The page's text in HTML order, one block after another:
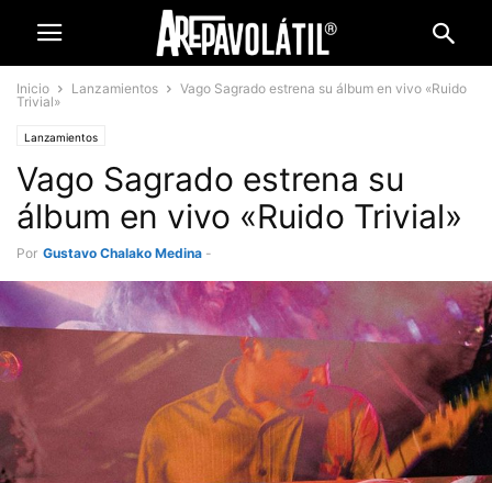
Inicio Lanzamientos
Vago Sagrado estrena su álbum en vivo «Ruido
Trivial»
Lanzamientos
Vago Sagrado estrena su
álbum en vivo «Ruido Trivial»
Por Gustavo Chalako Medina -